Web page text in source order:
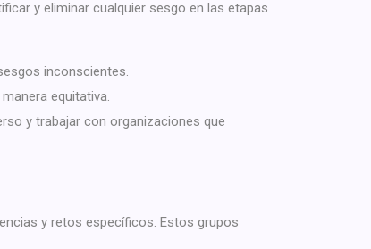
y eliminar cualquier sesgo en las etapas
inconscientes.
equitativa.
y trabajar con organizaciones que
y retos específicos. Estos grupos